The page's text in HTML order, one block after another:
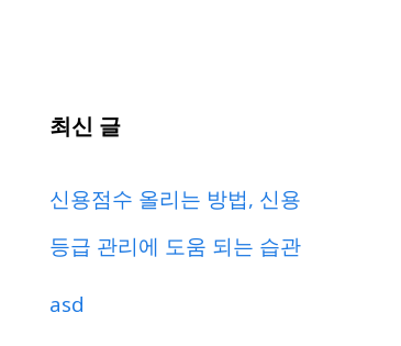
최신 글
신용점수 올리는 방법, 신용
등급 관리에 도움 되는 습관
asd